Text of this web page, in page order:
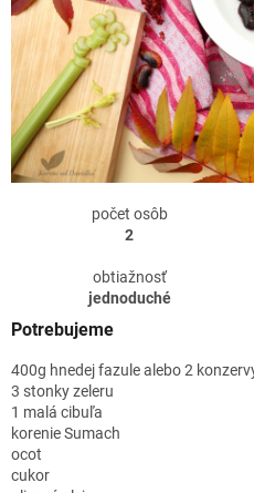
počet osôb
2
obtiažnosť
jednoduché
Potrebujeme
400g hnedej fazule alebo 2
3 stonky zeleru
1 malá cibuľa
korenie Sumach
ocot
cukor